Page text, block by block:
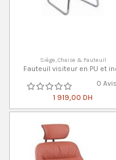
Siège, Chaise & Fauteuil
Fauteuil visiteur en PU et
0 Avis
1 919,00 DH